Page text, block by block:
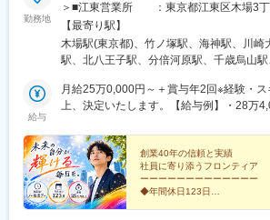
勤務地
＞■江東営業所 ：東京都江東区木場3丁
■足立営業所 ：東京都足立区竹の塚
千葉県船橋市海神町2丁目3-17 メゾン海
神奈川県川崎市川崎区中瀬2-2-1■大田営
京都八王子市高倉町4-11■府中営業所 ：
33-2■世田谷営業所 ：東京都世田谷区粕
【最寄り駅】
木場駅(東京都)、竹ノ塚駅、海神駅、川崎
駅、北八王子駅、分倍河原駅、千歳烏山
給与
月給25万0,000円～＋賞与年2回※経験・
上、決定いたします。【給与例】・28万
1年目（内訳：月給25万0,000円＋家族手
7,000円＋残業代3万1,000円）
創業40年の信頼と実績
社員に寄り添うフロンティア
ーーーーーーーーーーーーー
◆年間休日123日